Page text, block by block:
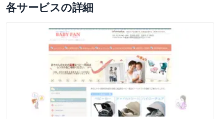
各サービスの詳細